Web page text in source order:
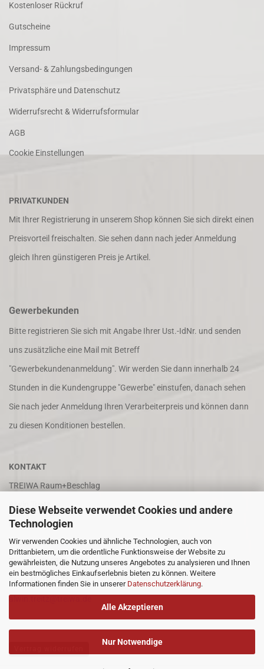
Diese Webseite verwendet Cookies und andere
Technologien
Wir verwenden Cookies und ähnliche Technologien, auch von
Drittanbietern, um die ordentliche Funktionsweise der Website zu
gewährleisten, die Nutzung unseres Angebotes zu analysieren und Ihnen
ein bestmögliches Einkaufserlebnis bieten zu können. Weitere
Informationen finden Sie in unserer Datenschutzerklärung.
Alle Akzeptieren
Nur Notwendige
Kostenloser Rückruf
Gutscheine
Impressum
Versand- & Zahlungsbedingungen
Privatsphäre und Datenschutz
Widerrufsrecht & Widerrufsformular
AGB
Cookie Einstellungen
PRIVATKUNDEN
Mit Ihrer Registrierung in unserem Shop können Sie sich direkt einen
Preisvorteil freischalten. Sie sehen dann nach jeder Anmeldung
gleich Ihren günstigeren Preis je Artikel.
Gewerbekunden
Bitte registrieren Sie sich mit Angabe Ihrer Ust.-IdNr. und senden
uns zusätzliche eine Mail mit Betreff
"Gewerbekundenanmeldung". Wir werden Sie dann innerhalb 24
Stunden in die Kundengruppe "Gewerbe" einstufen, danach sehen
Sie nach jeder Anmeldung Ihren Verarbeiterpreis und können dann
zu diesen Konditionen bestellen.
KONTAKT
TREIWA Raum+Beschlag
Alwin Treitz
In der Puhl 8
66687 Wadern
Tel. +49 (0)6871 4202
Fax +49 (0)6871 8932
alwin.treitz@treiwa.de